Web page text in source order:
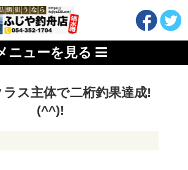
ニューを見る
ス主体で二桁釣果達成!
(^^)!